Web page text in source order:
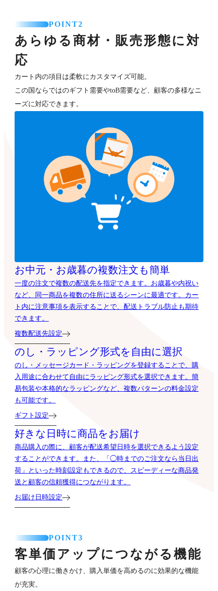
POINT2
あらゆる商材・販売形態に対
応
カート内の項目は柔軟にカスタマイズ可能。
この国ならではのギフト需要やtoB需要など、顧客の多様なニ
ーズに対応できます。
お中元・お歳暮の複数注文も簡単
一度の注文で複数の配送先を指定できます。お歳暮や内祝い
など、同一商品を複数の住所に送るシーンに最適です。カー
ト内に注意事項を表示することで、配送トラブル防止も期待
できます。
複数配送先設定
のし・ラッピング形式を自由に選択
のし・メッセージカード・ラッピングを登録することで、購
入用途に合わせて自由にラッピング形式を選択できます。簡
易包装や本格的なラッピングなど、複数パターンの料金設定
も可能です。
ギフト設定
好きな日時に商品をお届け
商品購入の際に、顧客が配送希望日時を選択できるよう設定
することができます。また、「◯時までのご注文なら当日出
荷」といった時刻設定もできるので、スピーディーな商品発
送と顧客の信頼獲得につながります。
お届け日時設定
POINT3
客単価アップにつながる機能
顧客の心理に働きかけ、購入単価を高めるのに効果的な機能
が充実。